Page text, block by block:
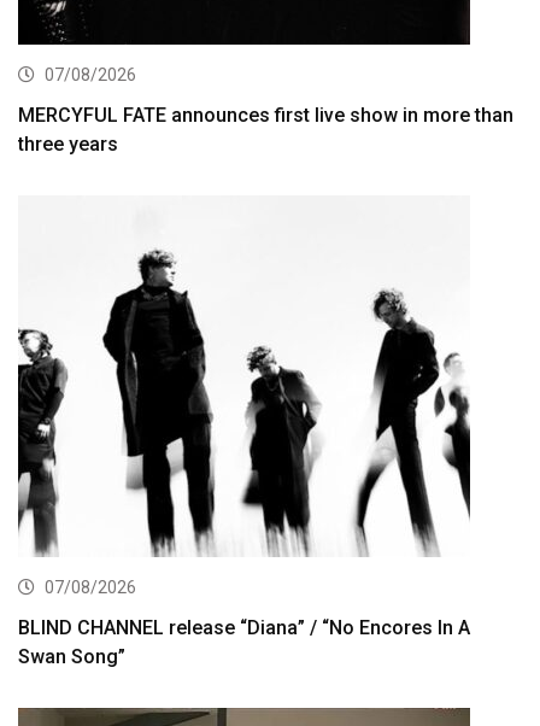
07/08/2026
MERCYFUL FATE announces first live show in more than
three years
07/08/2026
BLIND CHANNEL release “Diana” / “No Encores In A
Swan Song”